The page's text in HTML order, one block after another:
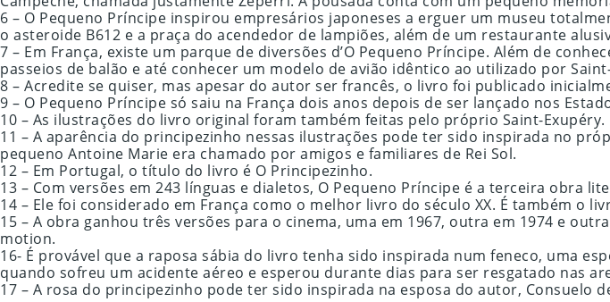
6 – O Pequeno Príncipe inspirou empresários japoneses a erguer um museu
o asteroide B612 e a praça do acendedor de lampiões, além de um restaurante
7 – Em França, existe um parque de diversões d’O Pequeno Príncipe. Além de
passeios de balão e até conhecer um modelo de avião idêntico ao utilizado por
8 – Acredite se quiser, mas apesar do autor ser francês, o livro foi publicado
9 – O Pequeno Príncipe só saiu na França dois anos depois de ser lançado nos
10 – As ilustrações do livro original foram também feitas pelo próprio Saint-Exupéry.
11 – A aparência do principezinho nessas ilustrações pode ter sido inspirada no
pequeno Antoine Marie era chamado por amigos e familiares de Rei Sol.
12 – Em Portugal, o título do livro é O Principezinho.
13 – Com versões em 243 línguas e dialetos, O Pequeno Príncipe é a terceira obra
14 – Ele foi considerado em França como o melhor livro do século XX. É também o
15 – A obra ganhou três versões para o cinema, uma em 1967, outra em 1974 e
motion.
16- É provável que a raposa sábia do livro tenha sido inspirada num feneco, uma
quando sofreu um acidente aéreo e esperou durante dias para ser resgatado nas
17 – A rosa do principezinho pode ter sido inspirada na esposa do autor, Consuelo